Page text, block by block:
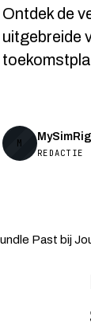
Ontdek de
uitgebreide
M
REDACTIE